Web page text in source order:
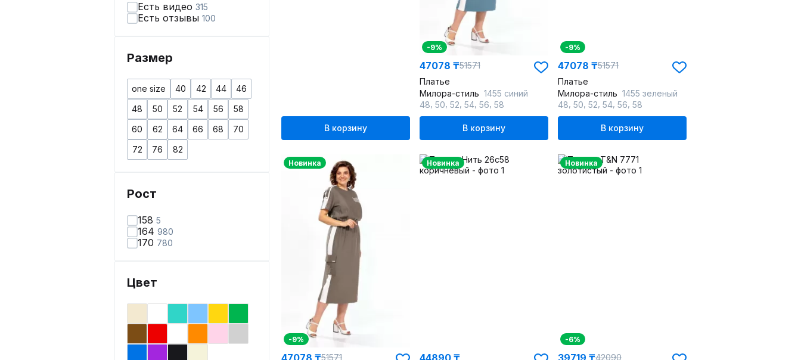
Есть видео 315
Есть отзывы 100
Размер
one size 40 42 44
46
48
50 52 54 56
58
60
62 64 66 68
70
72
76 82
Рост
158 5
164 980
170 780
Цвет
В корзину
-9%
47078 ₸51571
Платье
Милора-стиль 1455 синий
48 50 52 54 56 58
В корзину
-9%
47078 ₸51571
Платье
Милора-стиль 1455 зеленый
48 50 52 54 56 58
В корзину
Новинка
-9%
47078 ₸51571
Новинка
44890 ₸
Новинка
-6%
39719 ₸42090